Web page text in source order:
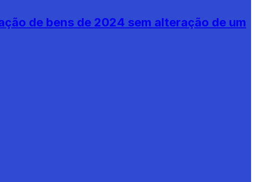
de bens de 2024 sem alteração de um